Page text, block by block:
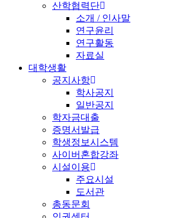
산학협력단
소개 / 인사말
연구윤리
연구활동
자료실
대학생활
공지사항
학사공지
일반공지
학자금대출
증명서발급
학생정보시스템
사이버혼합강좌
시설이용
주요시설
도서관
총동문회